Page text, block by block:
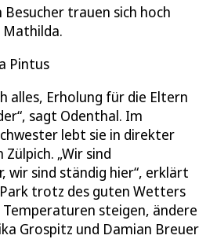
Besucher trauen sich hoch
Mathilda.
Pintus
alles, Erholung für die Eltern
sagt Odenthal. Im
lebt sie in direkter
„Wir sind
wir sind ständig hier“, erklärt
trotz des guten Wetters
Temperaturen steigen, ändere
Grospitz und Damian Breuer